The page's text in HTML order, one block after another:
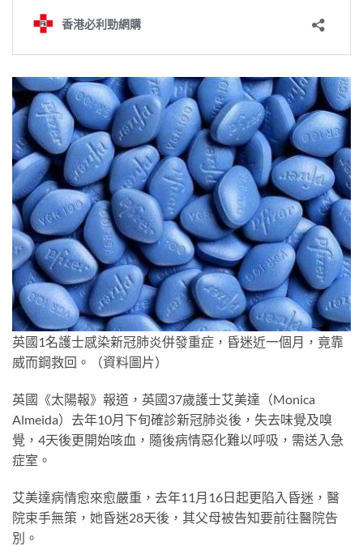
英國1名護士感染新冠肺炎併發重症，昏迷近一個月，竟靠
威而鋼救回。（資料圖片）
英國《太陽報》報道，英國37歲護士艾美達（Monica
Almeida）去年10月下旬確診新冠肺炎後，失去味覺及嗅
覺，4天後更開始咳血，隨後病情惡化難以呼吸，需送入急
症室。
艾美達病情愈來愈嚴重，去年11月16日起更陷入昏迷，醫
院束手無策，她昏迷28天後，其父母被告知要前往醫院告
別。